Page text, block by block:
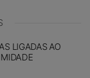
LIGADAS AO